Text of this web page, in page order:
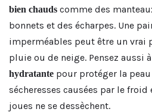
bien chauds comme des
bonnets et des écharpes. Une
imperméables peut être un vrai
pluie ou de neige. Pensez aussi
hydratante pour protéger la
sécheresses causées par le
joues ne se dessèchent.